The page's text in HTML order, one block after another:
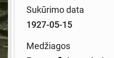
Sukūrimo data
1927-05-15
Medžiagos